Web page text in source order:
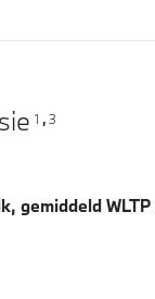
1 , 3
gemiddeld